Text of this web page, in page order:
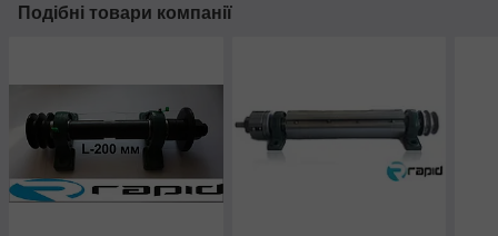
Подібні товари компанії